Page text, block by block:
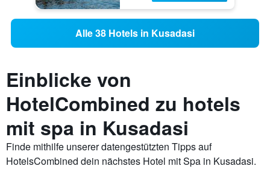
Alle 38 Hotels in Kusadasi
Einblicke von
HotelCombined zu hotels
mit spa in Kusadasi
Finde mithilfe unserer datengestützten Tipps auf
HotelsCombined dein nächstes Hotel mit Spa in Kusadasi.